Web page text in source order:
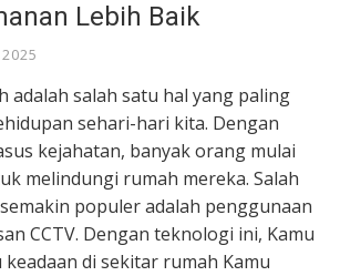
Lebih Baik
adalah salah satu hal yang paling
sehari-hari kita. Dengan
kejahatan, banyak orang mulai
melindungi rumah mereka. Salah
populer adalah penggunaan
CCTV. Dengan teknologi ini, Kamu
di sekitar rumah Kamu